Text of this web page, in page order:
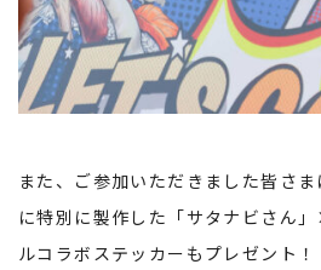
また、ご参加いただきました皆さ
に特別に製作した「サタナビさん
ルコラボステッカーもプレゼント！